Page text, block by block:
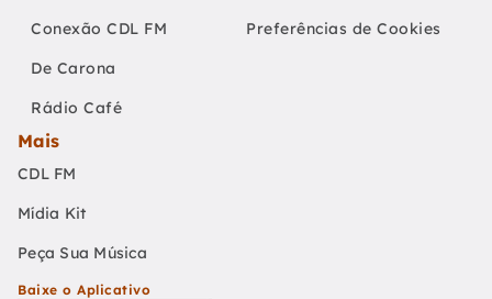
Conexão CDL FM
De Carona
Rádio Café
Preferências de Cookies
Mais
CDL FM
Mídia Kit
Peça Sua Música
Baixe o Aplicativo